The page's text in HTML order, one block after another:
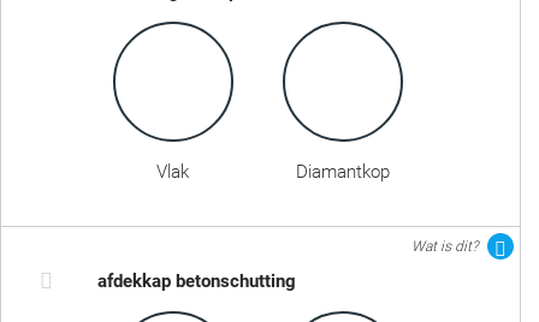
Vlak Diamantkop
Wat is dit?
afdekkap betonschutting